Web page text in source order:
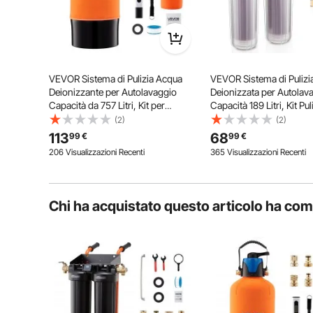
La valvola di bypass aggiuntiva del filtro anti-
Per vevor
su Mar 09, 2026
Utile (
VEVOR Sistema di Pulizia Acqua
Deionizzante per Autolavaggio
Capacità da 757 Litri, Kit per
Lavaggio di Auto Filtri in Resina DI
Mista Deionizzata, Sistema di
Acqua Deionizzata per Auto Moto
Barca
(2)
11399€
206 Visualizzazioni Recenti
VEVOR Sistema di
Deionizzata per
Capacità 189 Litri, Kit
Autolavaggio Sistema
con Cartucce Filtranti da
Pulizia Auto Moto Vetri
(2)
6899€
365 Visualizzazioni Recenti
Chi ha acquistato questo articolo ha